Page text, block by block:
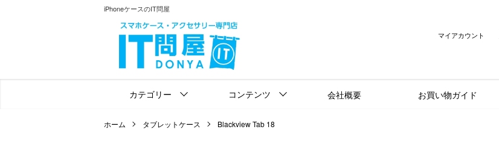
iPhoneケースのIT問屋
マイアカウント
カテゴリー コンテンツ 会社概要 お買い物ガイド
ホーム タブレットケース Blackview Tab 18